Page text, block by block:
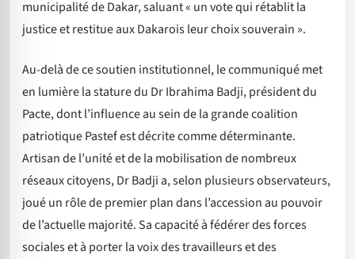
municipalité de Dakar, saluant « un vote qui rétablit la
justice et restitue aux Dakarois leur choix souverain ».
Au-delà de ce soutien institutionnel, le communiqué met
en lumière la stature du Dr Ibrahima Badji, président du
Pacte, dont l’influence au sein de la grande coalition
patriotique Pastef est décrite comme déterminante.
Artisan de l’unité et de la mobilisation de nombreux
réseaux citoyens, Dr Badji a, selon plusieurs observateurs,
joué un rôle de premier plan dans l’accession au pouvoir
de l’actuelle majorité. Sa capacité à fédérer des forces
sociales et à porter la voix des travailleurs et des